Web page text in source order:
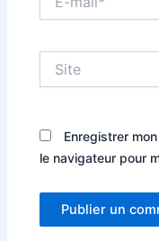
mail*
Enregistrer
le navigateur pour